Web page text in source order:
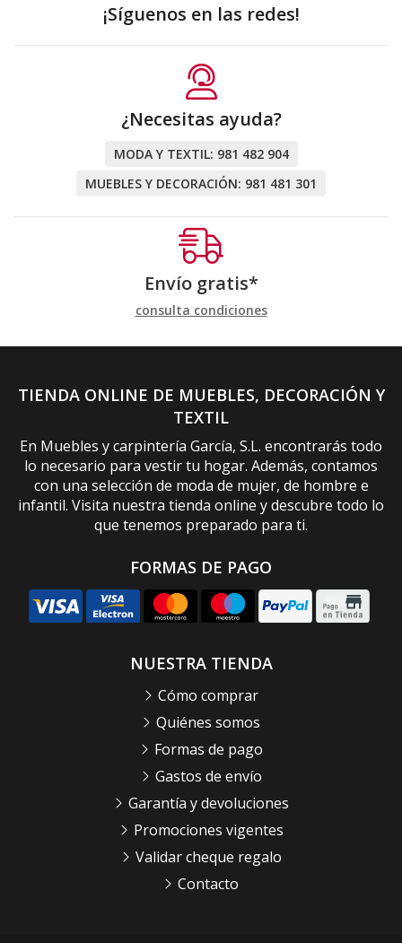
¡Síguenos en las redes!
¿Necesitas ayuda?
MODA Y TEXTIL: 981 482 904
MUEBLES Y DECORACIÓN: 981 481 301
Envío gratis*
consulta condiciones
TIENDA ONLINE DE MUEBLES, DECORACIÓN Y
TEXTIL
En Muebles y carpintería García, S.L. encontrarás todo
lo necesario para vestir tu hogar. Además, contamos
con una selección de moda de mujer, de hombre e
infantil. Visita nuestra tienda online y descubre todo lo
que tenemos preparado para ti.
FORMAS DE PAGO
NUESTRA TIENDA
Cómo comprar
Quiénes somos
Formas de pago
Gastos de envío
Garantía y devoluciones
Promociones vigentes
Validar cheque regalo
Contacto